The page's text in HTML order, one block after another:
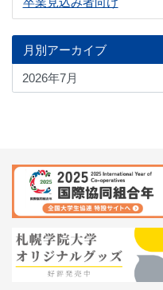
月別アーカイブ